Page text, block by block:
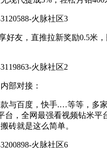
好友，直推拉新奖励0.5米
部对接：
与百度，快手.…等等，多
台，全网最强看视频钻米平
砖就是这么简单。